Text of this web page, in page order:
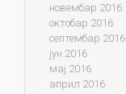
новембар 2016
октобар 2016
септембар 2016
јун 2016
мај 2016
април 2016